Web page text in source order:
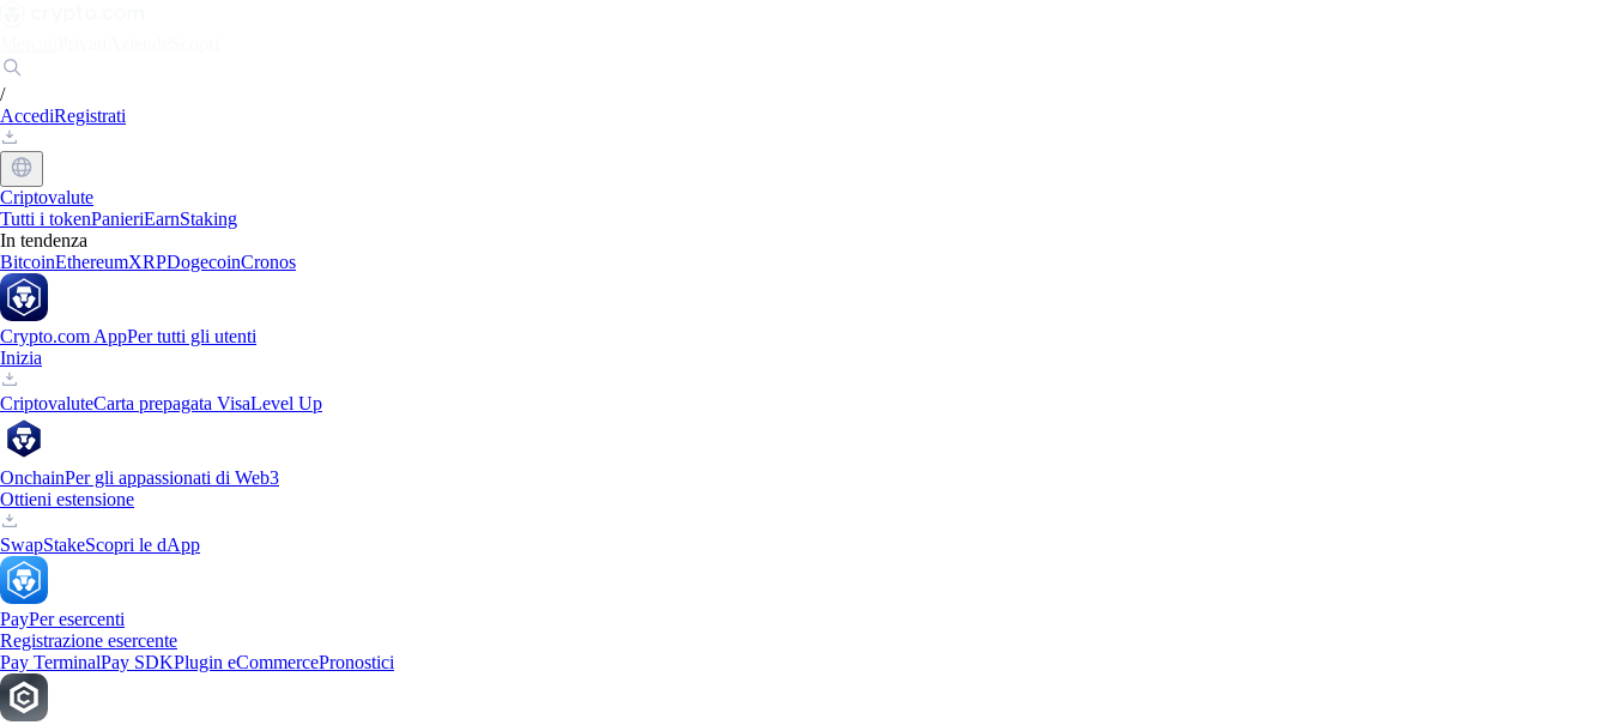
/
AccediRegistrati
Criptovalute
Tutti i tokenPanieriEarnStaking
In tendenza
BitcoinEthereumXRPDogecoinCronos
Crypto.com AppPer tutti gli utenti
Inizia
CriptovaluteCarta prepagata VisaLevel Up
OnchainPer gli appassionati di Web3
Ottieni estensione
SwapStakeScopri le dApp
PayPer esercenti
Registrazione esercente
Pay TerminalPay SDKPlugin eCommercePronostici